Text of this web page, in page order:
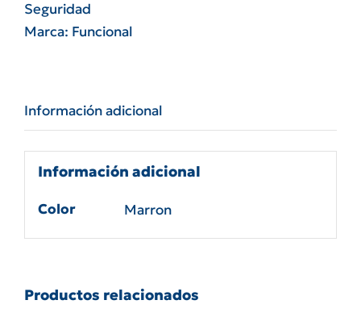
Funcional
con
Seguridad
Marca: Funcional
Información adicional
Información adicional
Color Marron
Productos relacionados